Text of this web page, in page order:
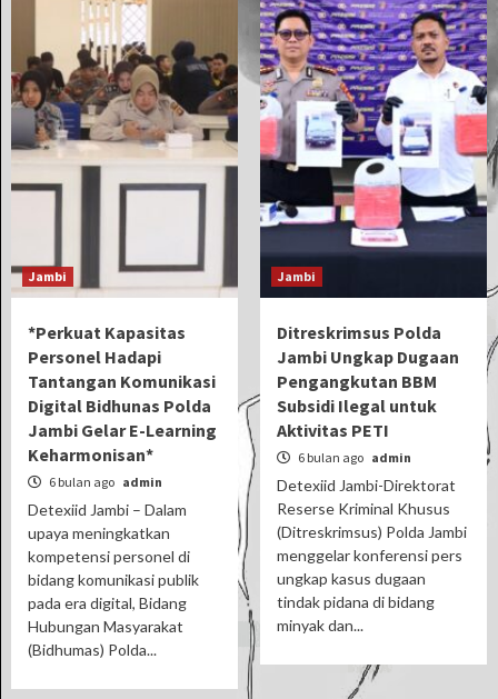
Jambi
*Perkuat Kapasitas
Personel Hadapi
Tantangan Komunikasi
Digital Bidhunas Polda
Jambi Gelar E-Learning
Keharmonisan*
6 bulan ago admin
Detexiid Jambi – Dalam
upaya meningkatkan
kompetensi personel di
bidang komunikasi publik
pada era digital, Bidang
Hubungan Masyarakat
(Bidhumas) Polda...
Jambi
Ditreskrimsus Polda
Jambi Ungkap Dugaan
Pengangkutan BBM
Subsidi Ilegal untuk
Aktivitas PETI
6 bulan ago admin
Detexiid Jambi-Direktorat
Reserse Kriminal Khusus
(Ditreskrimsus) Polda Jambi
menggelar konferensi pers
ungkap kasus dugaan
tindak pidana di bidang
minyak dan...